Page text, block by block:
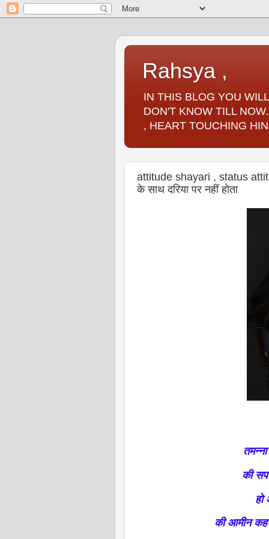
Rahsya ,
IN THIS BLOG YOU
DON'T KNOW TILL
, HEART TOUCHING
attitude shayari , status
के साथ दरिया पर नहीं होता
की
हो
की आमीन